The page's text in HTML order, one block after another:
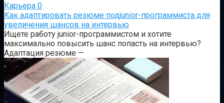
Карьера 0
Как адаптировать резюме подjunior-программиста для
увеличения шансов на интервью
Ищете работу junior-программистом и хотите
максимально повысить шанс попасть на интервью?
Адаптация резюме —